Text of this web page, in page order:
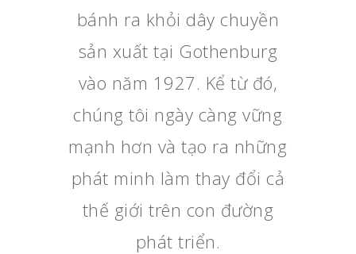
bánh ra khỏi dây chuyền
sản xuất tại Gothenburg
vào năm 1927. Kể từ đó,
chúng tôi ngày càng vững
mạnh hơn và tạo ra những
phát minh làm thay đổi cả
thế giới trên con đường
phát triển.